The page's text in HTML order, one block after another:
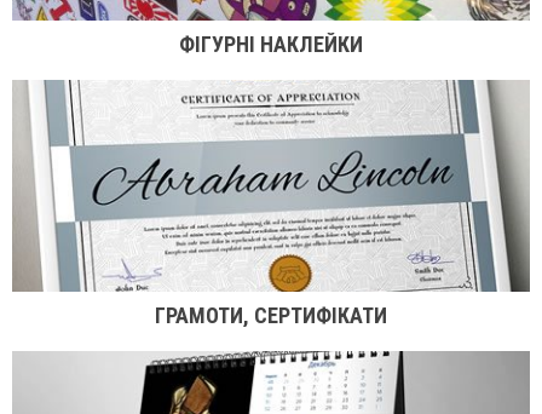
ФІГУРНІ НАКЛЕЙКИ
ГРАМОТИ, СЕРТИФІКАТИ